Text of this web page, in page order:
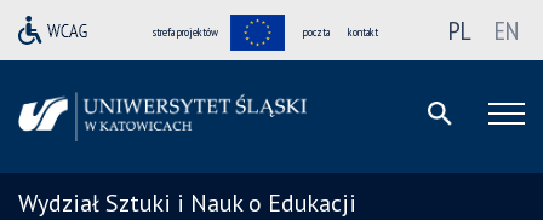
strefa projektów poczta kontakt PL EN
Wydział Sztuki i Nauk o Edukacji